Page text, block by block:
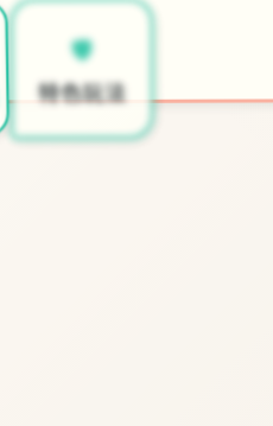
🛡️
特色玩法 开始游戏